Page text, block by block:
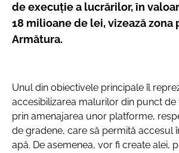
de execuție a lucrărilor, în
18 milioane de lei, vizează zona
Armătura.
Unul din obiectivele principale îl
accesibilizarea malurilor din punct de
prin amenajarea unor platforme,
de gradene, care să permită accesul
apă. De asemenea, vor fi create alei,